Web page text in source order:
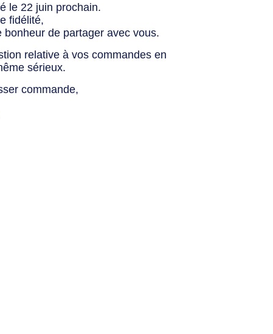
le 22 juin prochain.
fidélité,
de partager avec vous.
relative à vos commandes en
sérieux.
commande,